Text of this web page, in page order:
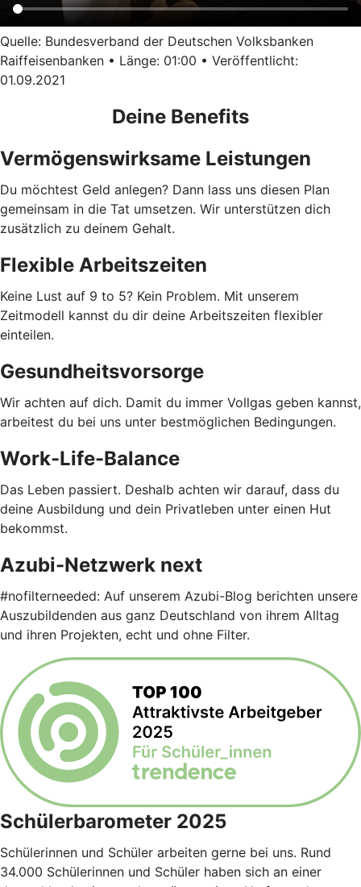
Quelle: Bundesverband der Deutschen Volksbanken
Raiffeisenbanken • Länge: 01:00 • Veröffentlicht:
01.09.2021
Deine Benefits
Vermögenswirksame Leistungen
Du möchtest Geld anlegen? Dann lass uns diesen Plan
gemeinsam in die Tat umsetzen. Wir unterstützen dich
zusätzlich zu deinem Gehalt.
Flexible Arbeitszeiten
Keine Lust auf 9 to 5? Kein Problem. Mit unserem
Zeitmodell kannst du dir deine Arbeitszeiten flexibler
einteilen.
Gesundheitsvorsorge
Wir achten auf dich. Damit du immer Vollgas geben kannst,
arbeitest du bei uns unter bestmöglichen Bedingungen.
Work-Life-Balance
Das Leben passiert. Deshalb achten wir darauf, dass du
deine Ausbildung und dein Privatleben unter einen Hut
bekommst.
Azubi-Netzwerk next
#nofilterneeded: Auf unserem Azubi-Blog berichten unsere
Auszubildenden aus ganz Deutschland von ihrem Alltag
und ihren Projekten, echt und ohne Filter.
Schülerbarometer 2025
Schülerinnen und Schüler arbeiten gerne bei uns. Rund
34.000 Schülerinnen und Schüler haben sich an einer